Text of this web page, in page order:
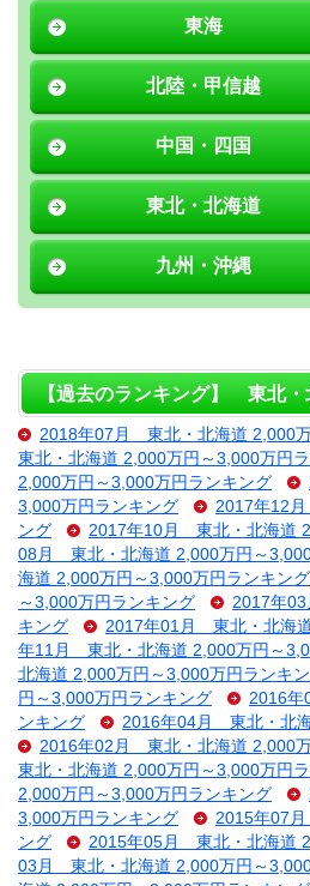
東海
北陸・甲信越
中国・四国
東北・北海道
九州・沖縄
【過去のランキング】 東北
2018年07月 東北・北海道 2,000
東北・北海道 2,000万円～3,000万円
2,000万円～3,000万円ランキング
3,000万円ランキング
2017年12
ング
2017年10月 東北・北海道
08月 東北・北海道 2,000万円～
海道 2,000万円～3,000万円ランキング
～3,000万円ランキング
2017年
キング
2017年01月 東北・北海
年11月 東北・北海道 2,000万円～
北海道 2,000万円～3,000万円ランキ
円～3,000万円ランキング
2016年
ンキング
2016年04月 東北・北
2016年02月 東北・北海道 2,000
東北・北海道 2,000万円～3,000万円
2,000万円～3,000万円ランキング
3,000万円ランキング
2015年07
ング
2015年05月 東北・北海道
03月 東北・北海道 2,000万円～